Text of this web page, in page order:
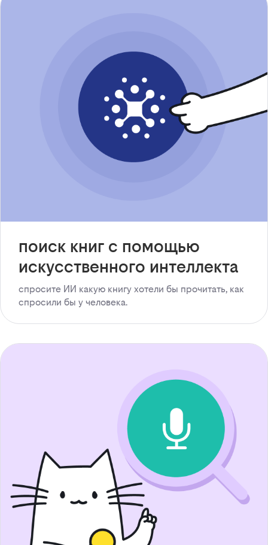
поиск книг с помощью
искусственного интеллекта
спросите ИИ какую книгу хотели бы прочитать, как
спросили бы у человека.